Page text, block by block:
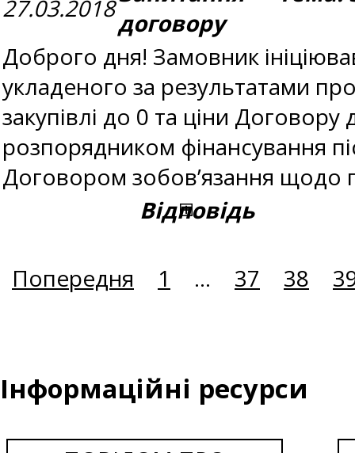
27.03.2018договору
Доброго дня! Замовник
укладеного за результатами
закупівлі до 0 та ціни
розпорядником фінансування
Договором зобов’язання щодо
Відповідь
Попередня 1 ... 37 38
Інформаційні ресурси